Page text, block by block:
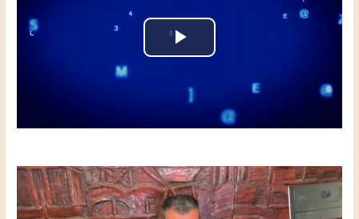
P
a
y
V